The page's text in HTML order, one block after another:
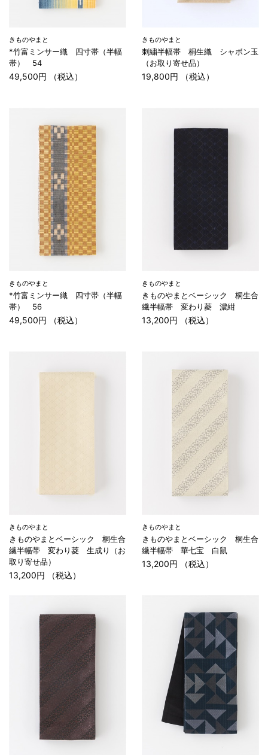
きものやまと
*竹富ミンサー織 四寸帯（半幅
帯） 54
49,500円 （税込）
きものやまと
刺繍半幅帯 桐生織 シャボン玉
（お取り寄せ品）
19,800円 （税込）
きものやまと
*竹富ミンサー織 四寸帯（半幅
帯） 56
49,500円 （税込）
きものやまと
きものやまとベーシック 桐生合
繊半幅帯 変わり菱 濃紺
13,200円 （税込）
きものやまと
きものやまとベーシック 桐生合
繊半幅帯 変わり菱 生成り（お
取り寄せ品）
13,200円 （税込）
きものやまと
きものやまとベーシック 桐生合
繊半幅帯 華七宝 白鼠
13,200円 （税込）